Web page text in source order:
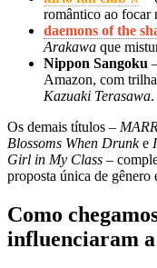
romântico ao focar
daemons of the
Arakawa que
Nippon Sangoku
Amazon, com
Kazuaki Terasawa.
Os demais títulos –
Blossoms When Drunke
Girl in My Class –
proposta única de gênero
Como
influenciaram a